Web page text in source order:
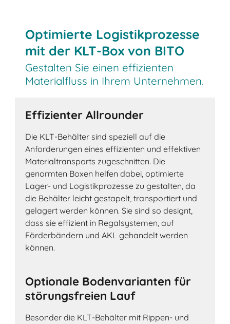
Optimierte Logistikprozesse
mit der KLT-Box von BITO
Gestalten Sie einen effizienten
Materialfluss in Ihrem Unternehmen.
Effizienter Allrounder
Die KLT-Behälter sind speziell auf die
Anforderungen eines effizienten und effektiven
Materialtransports zugeschnitten. Die
genormten Boxen helfen dabei, optimierte
Lager- und Logistikprozesse zu gestalten, da
die Behälter leicht gestapelt, transportiert und
gelagert werden können. Sie sind so designt,
dass sie effizient in Regalsystemen, auf
Förderbändern und AKL gehandelt werden
können.
Optionale Bodenvarianten für
störungsfreien Lauf
Besonder die KLT-Behälter mit Rippen- und